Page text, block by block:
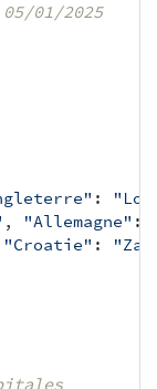
01/2025
:
, "Allemagne" :
"Croatie" :